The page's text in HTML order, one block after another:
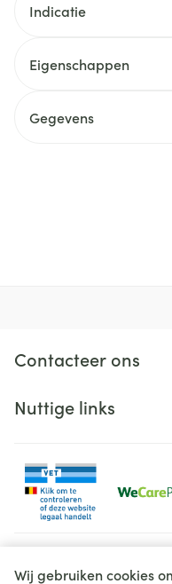
Wij gebruiken cookies
Indicatie
Eigenschappen
Gegevens
Lengte 239 mm
Diepte
Behoud
Contacteer ons
Nuttige links
Juridische links